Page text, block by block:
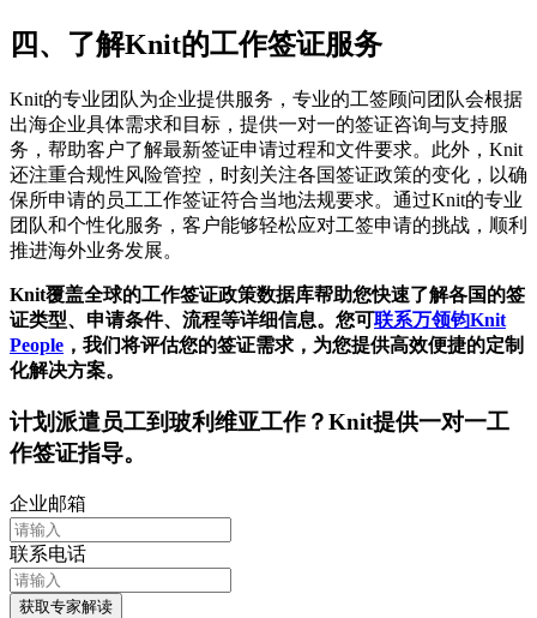
四、了解Knit的工作签证服务
Knit的专业团队为企业提供服务，专业的工签顾问团队会根据
出海企业具体需求和目标，提供一对一的签证咨询与支持服
务，帮助客户了解最新签证申请过程和文件要求。此外，Knit
还注重合规性风险管控，时刻关注各国签证政策的变化，以确
保所申请的员工工作签证符合当地法规要求。通过Knit的专业
团队和个性化服务，客户能够轻松应对工签申请的挑战，顺利
推进海外业务发展。
Knit覆盖全球的工作签证政策数据库帮助您快速了解各国的签
证类型、申请条件、流程等详细信息。您可联系万领钧Knit
People ，我们将评估您的签证需求，为您提供高效便捷的定制
化解决方案。
计划派遣员工到玻利维亚工作？Knit提供一对一工
作签证指导。
企业邮箱
联系电话
获取专家解读